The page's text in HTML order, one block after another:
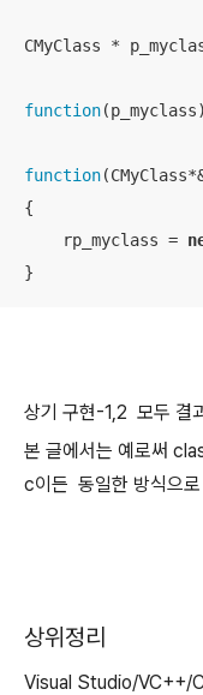
CMyClass *
function
function
{
    rp_myclass =
}
상기 구현-1,2 모두 결
본 글에서는 예로써
c이든 동일한 방식으
상위정리
Visual Studio/VC++/